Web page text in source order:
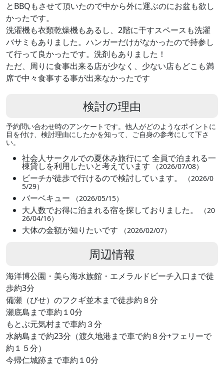
とBBQもさせて頂いたので中から外に運ぶのにお盆も欲し
かったです。
洗濯機も衣類乾燥機もあるし、2階に干すスペースも洗濯
バサミもありました。ハンガーだけがなかったので持参し
て行って良かったです。洗剤もありました！
ただ、周りに食事出来る店が少なく、少ない店もどこも満
席で中々食事する事が出来なかったです
検討の理由
予約問い合わせ時のアンケートです。他人がどのようなポイントに
目を付け、検討理由にしたかを知って、ご自身の参考にして下さ
い。
社会人サークルでの夏休み旅行にて 全員で泊まれる一
棟貸しを利用したいと考えています （2026/07/08）
ビーチが徒歩で行けるので検討しています。
（2026/0
5/29）
バーベキュー （2026/05/15）
大人数でお得に泊まれる宿を探しておりました。
（20
26/04/16）
大体の金額が知りたいです （2026/02/07）
周辺情報
海洋博公園・美ら海水族館・エメラルドビーチ入口まで徒
歩約3分
備瀬（びせ）のフクギ並木まで徒歩約８分
瀬底島まで車約１0分
もとぶ元気村まで車約３分
水納島まで約23分（渡久地港まで車で約８分+フェリーで
約１５分）
今帰仁城跡まで車約１0分